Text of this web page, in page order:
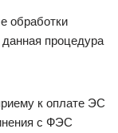
обработки
процедура
к оплате ЭС
с ФЭС